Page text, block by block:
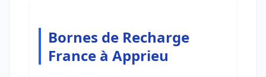
Bornes de Recharge
France à Apprieu